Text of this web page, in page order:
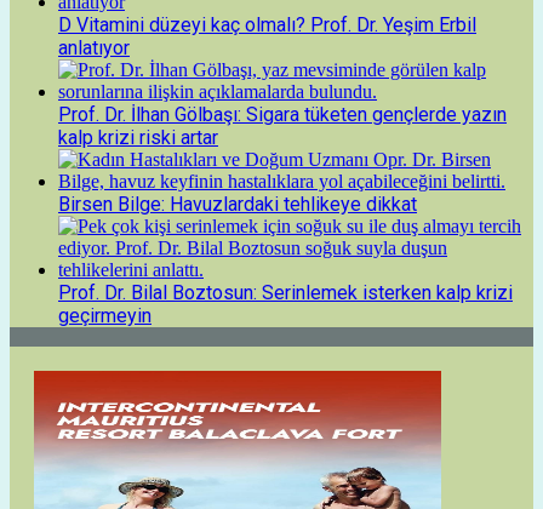
D Vitamini düzeyi kaç olmalı? Prof. Dr. Yeşim Erbil
anlatıyor
Prof. Dr. İlhan Gölbaşı: Sigara tüketen gençlerde yazın
kalp krizi riski artar
Birsen Bilge: Havuzlardaki tehlikeye dikkat
Prof. Dr. Bilal Boztosun: Serinlemek isterken kalp krizi
geçirmeyin